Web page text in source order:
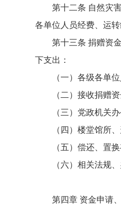
第十二条 自然灾
各单位人员经费、运
第十三条 捐赠资
下支出：
（一）各级各单
（二）接收捐赠
（三）党政机关
（四）楼堂馆所
（五）偿还、置
（六）相关法规
第四章 资金申请